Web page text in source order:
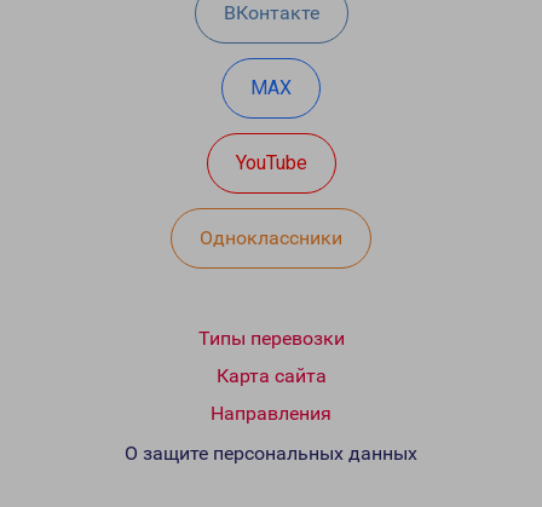
ВКонтакте
MAX
YouTube
Одноклассники
Типы перевозки
Карта сайта
Направления
О защите персональных данных